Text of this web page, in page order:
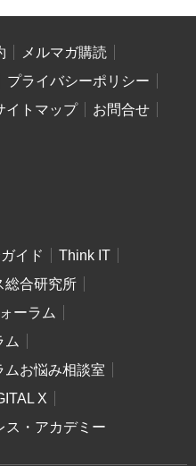
メルマガ購読
プライバシーポリシー
イトマップ
お問合せ
イド
Think IT
総合研究所
ーラム
ム
ムお悩み相談室
X
ス・アカデミー